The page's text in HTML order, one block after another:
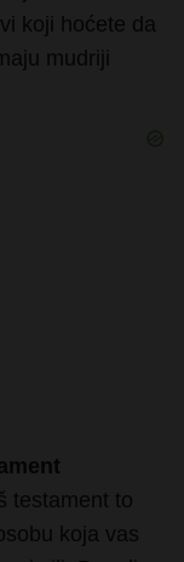
koja vas
cilj. Dovoljno
poverenje.